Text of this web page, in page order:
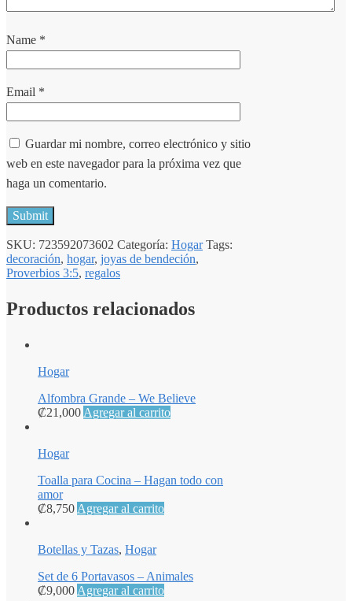
Name *
Email *
Guardar mi nombre, correo electrónico y sitio
web en este navegador para la próxima vez que
haga un comentario.
SKU: 723592073602 Categoría: Hogar Tags:
decoración, hogar, joyas de bendeción,
Proverbios 3:5, regalos
Productos relacionados
Hogar
Alfombra Grande – We Believe
₡21,000 Agregar al carrito
Hogar
Toalla para Cocina – Hagan todo con
amor
₡8,750 Agregar al carrito
Botellas y Tazas, Hogar
Set de 6 Portavasos – Animales
₡9,000 Agregar al carrito